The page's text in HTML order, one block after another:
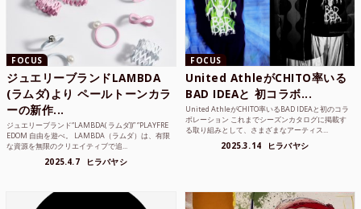
FOCUS
ジュエリーブランドLAMBDA
(ラムダ)より ペールトーンカラ
ーの新作...
ジュエリーブランド“LAMBDA( ラムダ))” “PLAYFRE
EDOM 自由を遊べ。 LAMBDA（ラムダ）は、有限
な資源を無限のクリエイティブで追...
2025.4.7 ヒラバヤシ
FOCUS
United AthleがCHITO率いる
BAD IDEAと 初コラボ...
United AthleがCHITO率いるBAD IDEAと初のコラ
ボレーション これまでシーズンカタログに掲載す
る取り組みとして、さまざまなアーティス...
2025.3.14 ヒラバヤシ